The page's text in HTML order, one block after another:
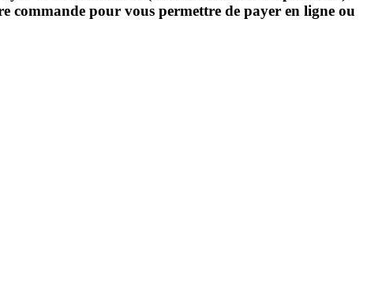
commande pour vous permettre de payer en ligne ou